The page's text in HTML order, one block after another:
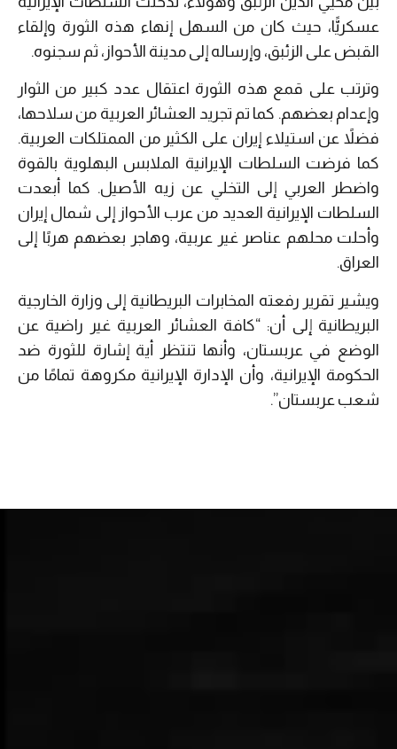
عسكريًّا، حيث كان من السهل إنهاء هذه الثورة وإلقاء
القبض على الزئبق، وإرساله إلى مدينة الأحواز، ثم سجنوه.
وترتب على قمع هذه الثورة اعتقال عدد كبير من الثوار
وإعدام بعضهم. كما تم تجريد العشائر العربية من سلاحها،
فضلاً عن استيلاء إيران على الكثير من الممتلكات العربية.
كما فرضت السلطات الإيرانية الملابس البهلوية بالقوة
واضطر العربي إلى التخلي عن زيه الأصيل. كما أبعدت
السلطات الإيرانية العديد من عرب الأحواز إلى شمال إيران
وأحلت محلهم عناصر غير عربية، وهاجر بعضهم هربًا إلى
العراق.
ويشير تقرير رفعته المخابرات البريطانية إلى وزارة الخارجية
البريطانية إلى أن: “كافة العشائر العربية غير راضية عن
الوضع في عربستان، وأنها تنتظر أية إشارة للثورة ضد
الحكومة الإيرانية، وأن الإدارة الإيرانية مكروهة تمامًا من
شعب عربستان”.